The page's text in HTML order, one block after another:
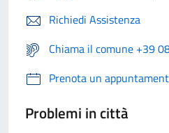
Richiedi Assistenza
Chiama il comune +39
Prenota un
Problemi in città